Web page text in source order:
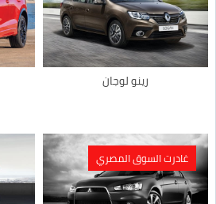
رينو لوجان
غادرت السوق المصري